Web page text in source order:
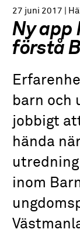
27 juni 2017 |
Ny app
förstå
barn och
jobbigt
hända
inom